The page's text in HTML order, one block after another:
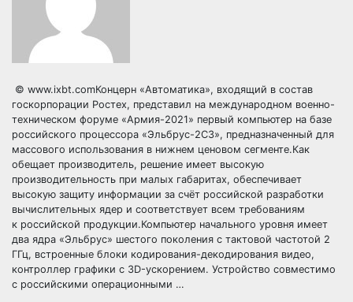
© www.ixbt.comКонцерн «Автоматика», входящий в состав
госкорпорации Ростех, представил на международном военно-
техническом форуме «Армия-2021» первый компьютер на базе
российского процессора «Эльбрус-2С3», предназначенный для
массового использования в нижнем ценовом сегменте.Как
обещает производитель, решение имеет высокую
производительность при малых габаритах, обеспечивает
высокую защиту информации за счёт российской разработки
вычислительных ядер и соответствует всем требованиям
к российской продукции.Компьютер начального уровня имеет
два ядра «Эльбрус» шестого поколения с тактовой частотой 2
ГГц, встроенные блоки кодирования-декодирования видео,
контроллер графики с 3D-ускорением. Устройство совместимо
с российскими операционными …